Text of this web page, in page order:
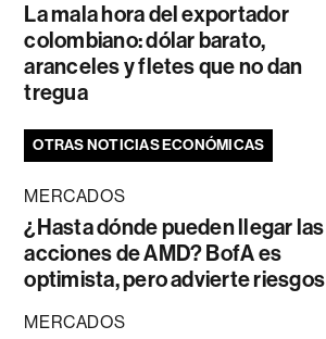
La mala hora del exportador
colombiano: dólar barato,
aranceles y fletes que no dan
tregua
OTRAS NOTICIAS ECONÓMICAS
MERCADOS
¿Hasta dónde pueden llegar las
acciones de AMD? BofA es
optimista, pero advierte riesgos
MERCADOS